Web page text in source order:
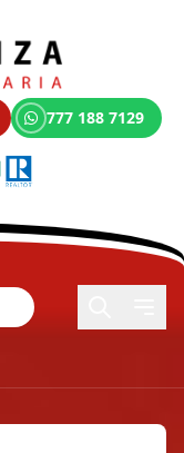
777 188 7129